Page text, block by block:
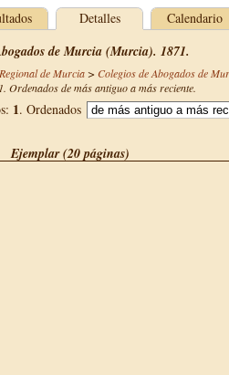
Detalles Calendario
de Murcia (Murcia). 1871.
de Murcia> Colegios de Abogados de
Ordenados de más antiguo a más reciente.
1. Ordenados
Ejemplar (20 páginas)